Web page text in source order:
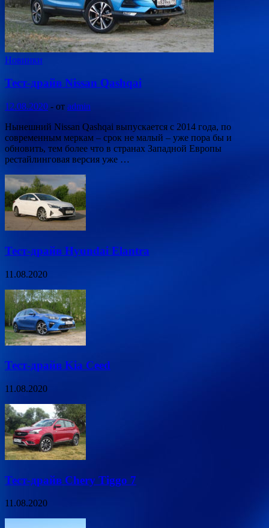
Новинки
Тест-драйв Nissan Qashqai
12.08.2020 - от admin
Нынешний Nissan Qashqai выпускается с 2014 года, по
современным меркам – срок не малый – уже пора бы и
обновить, тем более что в странах Западной Европы
рестайлинговая версия уже …
Тест-драйв Hyundai Elantra
11.08.2020
Тест-драйв Kia Ceed
11.08.2020
Тест-драйв Chery Tiggo 7
11.08.2020